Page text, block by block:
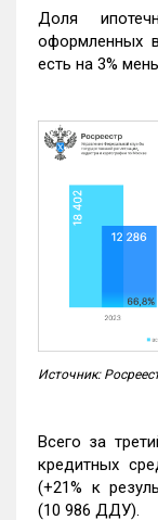
Доля
оформленных
есть на 3%
Источник:
Всего за
кредитных
(+21% к
(10 986 ДДУ).